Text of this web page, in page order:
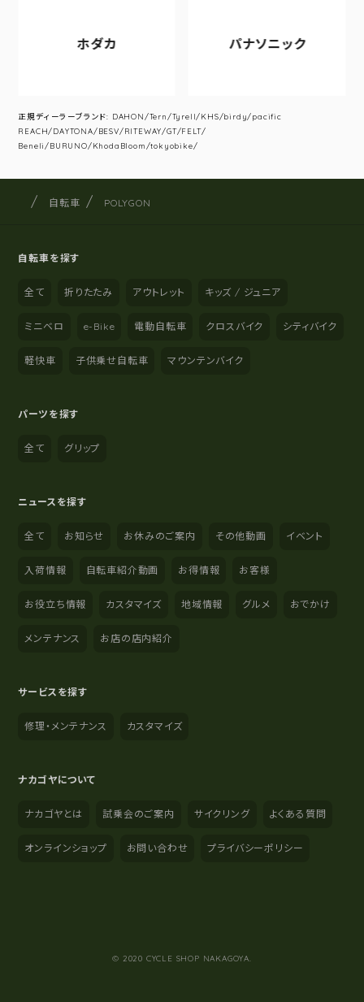
ホダカ パナソニック
正規ディーラーブランド: DAHON/Tern/Tyrell/KHS/birdy/pacific
REACH/DAYTONA/BESV/RITEWAY/GT/FELT/
Beneli/BURUNO/KhodaBloom/tokyobike/
サイト内の現在地
サイクルショップナカゴヤ
自転車 POLYGON
自転車を探す
全て 折りたたみ アウトレット キッズ / ジュニア
ミニベロ e-Bike 電動自転車 クロスバイク シティバイク
軽快車 子供乗せ自転車 マウンテンバイク
パーツを探す
全て グリップ
ニュースを探す
全て お知らせ お休みのご案内 その他動画 イベント
入荷情報 自転車紹介動画 お得情報 お客様
お役立ち情報 カスタマイズ 地域情報 グルメ おでかけ
メンテナンス お店の店内紹介
サービスを探す
修理・メンテナンス カスタマイズ
ナカゴヤについて
ナカゴヤとは 試乗会のご案内 サイクリング よくある質問
オンラインショップ お問い合わせ プライバシーポリシー
© 2020 CYCLE SHOP NAKAGOYA.